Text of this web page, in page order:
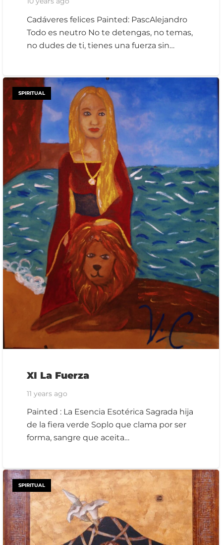
Cadáveres felices Painted: PascAlejandro
Todo es neutro No te detengas, no temas,
no dudes de ti, tienes una fuerza sin…
SPIRITUAL
XI La Fuerza
11 years ago
Painted : La Esencia Esotérica Sagrada hija
de la fiera verde Soplo que clama por ser
forma, sangre que aceita…
SPIRITUAL